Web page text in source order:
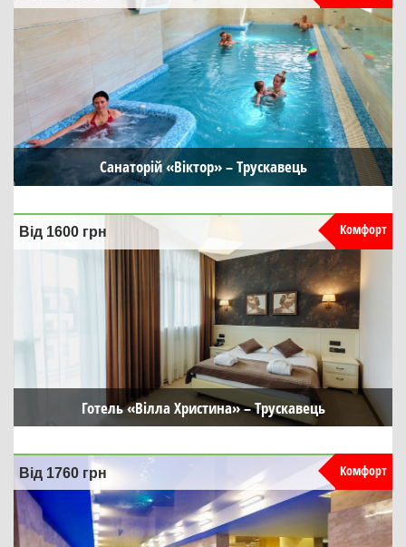
Санаторій «Віктор» – Трускавець
Готель «Вілла Христина» – Трускавець
Від 1600 грн Комфорт
Від 1760 грн Комфорт